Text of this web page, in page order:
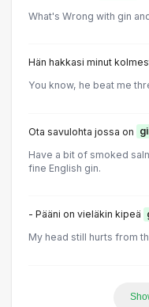
What's Wrong with gin
Hän hakkasi minut
You know, he beat me
Ota savulohta jossa on
Have a bit of smoked
fine English gin.
- Pääni on vieläkin kipeä
My head still hurts from